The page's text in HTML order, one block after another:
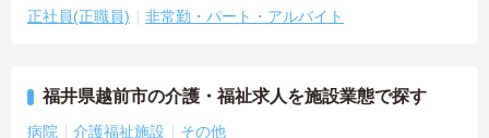
正社員(正職員) 非常勤・パート・アルバイト
福井県越前市の介護・福祉求人を施設業態で探す
病院 介護福祉施設 その他